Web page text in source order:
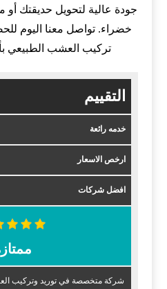
جودة عالية لتحويل حديقتك أو
خضراء. تواصل معنا اليوم
تركيب العشب الطبيعي
التقييم
خدمه رائعة
ارخص الاسعار
افضل شركات
شركة متخصصة في توريد وتركيب